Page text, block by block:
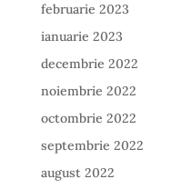
februarie 2023
ianuarie 2023
decembrie 2022
noiembrie 2022
octombrie 2022
septembrie 2022
august 2022